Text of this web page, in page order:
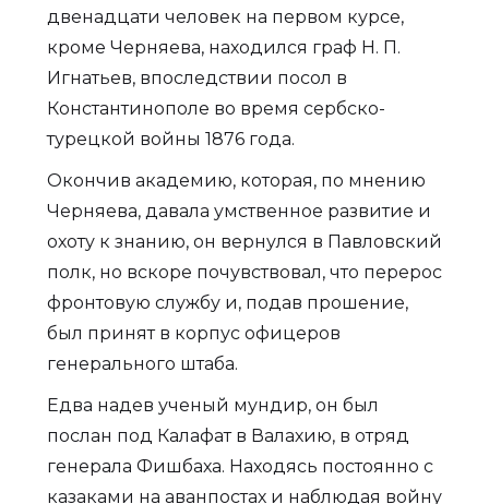
двенадцати человек на первом курсе,
кроме Черняева, находился граф Н. П.
Игнатьев, впоследствии посол в
Константинополе во время сербско-
турецкой войны 1876 года.
Окончив академию, которая, по мнению
Черняева, давала умственное развитие и
охоту к знанию, он вернулся в Павловский
полк, но вскоре почувствовал, что перерос
фронтовую службу и, подав прошение,
был принят в корпус офицеров
генерального штаба.
Едва надев ученый мундир, он был
послан под Калафат в Валахию, в отряд
генерала Фишбаха. Находясь постоянно с
казаками на аванпостах и наблюдая войну